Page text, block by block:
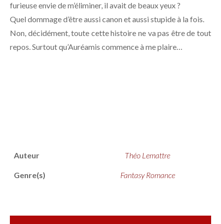
furieuse envie de m’éliminer, il avait de beaux yeux ?
Quel dommage d’être aussi canon et aussi stupide à la fois.
Non, décidément, toute cette histoire ne va pas être de tout
repos. Surtout qu’Auréamis commence à me plaire…
Auteur Théo Lemattre
Genre(s) Fantasy Romance